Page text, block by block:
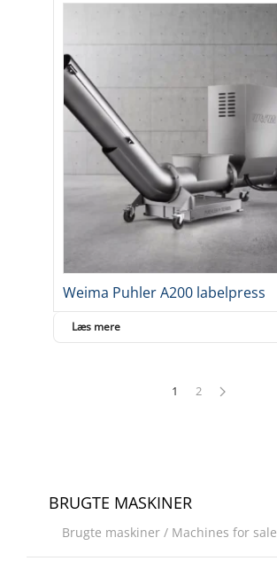
Weima Puhler A200 labelpress
Læs mere
1 2
BRUGTE MASKINER
Brugte maskiner / Machines for sale